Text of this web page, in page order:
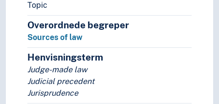
Topic
Overordnede begreper
Sources of law
Henvisningsterm
Judge-made law
Judicial precedent
Jurisprudence